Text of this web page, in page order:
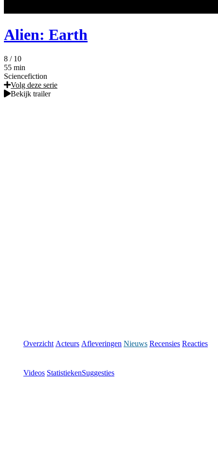
Alien: Earth
8 / 10
55 min
Sciencefiction
Volg deze serie
Bekijk trailer
Overzicht Acteurs Afleveringen Nieuws Recensies Reacties
Videos StatistiekenSuggesties